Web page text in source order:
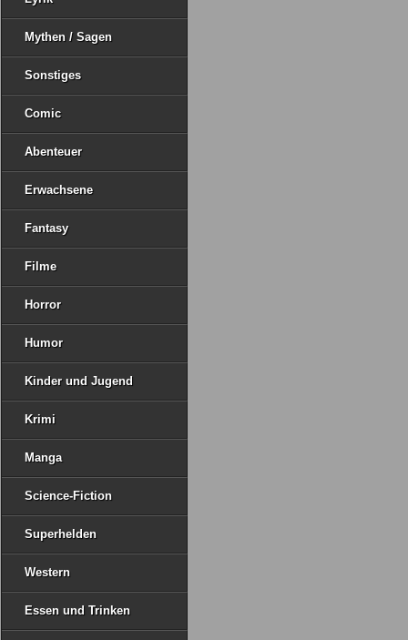
Mythen / Sagen
Sonstiges
Comic
Abenteuer
Erwachsene
Fantasy
Filme
Horror
Humor
Kinder und Jugend
Krimi
Manga
Science-Fiction
Superhelden
Western
Essen und Trinken